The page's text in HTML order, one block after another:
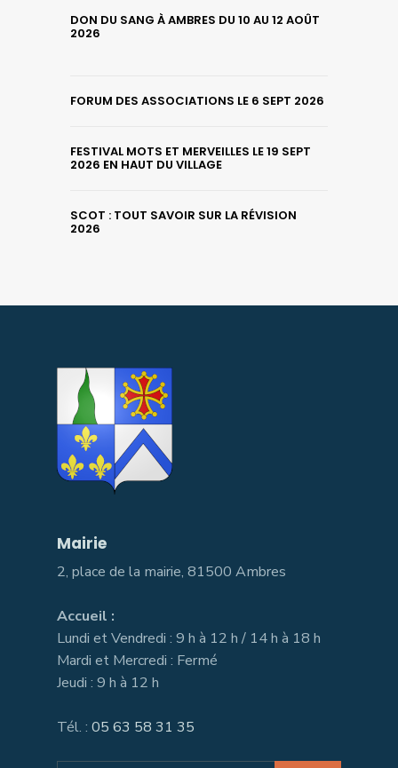
DON DU SANG À AMBRES DU 10 AU 12 AOÛT
2026
FORUM DES ASSOCIATIONS LE 6 SEPT 2026
FESTIVAL MOTS ET MERVEILLES LE 19 SEPT
2026 EN HAUT DU VILLAGE
SCOT : TOUT SAVOIR SUR LA RÉVISION
2026
Mairie
2, place de la mairie, 81500 Ambres
Accueil :
Lundi et Vendredi : 9 h à 12 h / 14 h à 18 h
Mardi et Mercredi : Fermé
Jeudi : 9 h à 12 h
Tél. : 05 63 58 31 35